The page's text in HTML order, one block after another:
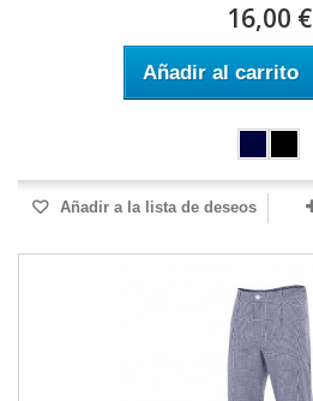
16,00 €
Añadir al carrito
Añadir a la lista de deseos